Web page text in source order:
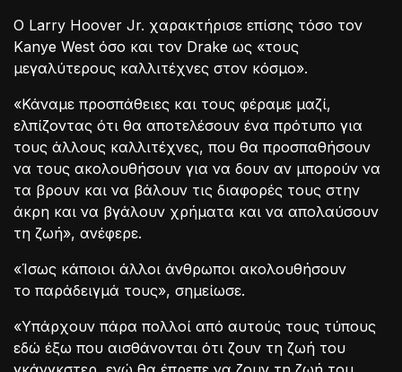
Ο Larry Hoover Jr. χαρακτήρισε επίσης τόσο τον
Kanye West όσο και τον Drake ως «τους
μεγαλύτερους καλλιτέχνες στον κόσμο».
«Κάναμε προσπάθειες και τους φέραμε μαζί,
ελπίζοντας ότι θα αποτελέσουν ένα πρότυπο για
τους άλλους καλλιτέχνες, που θα προσπαθήσουν
να τους ακολουθήσουν για να δουν αν μπορούν να
τα βρουν και να βάλουν τις διαφορές τους στην
άκρη και να βγάλουν χρήματα και να απολαύσουν
τη ζωή», ανέφερε.
«Ίσως κάποιοι άλλοι άνθρωποι ακολουθήσουν
το παράδειγμά τους», σημείωσε.
«Υπάρχουν πάρα πολλοί από αυτούς τους τύπους
εδώ έξω που αισθάνονται ότι ζουν τη ζωή του